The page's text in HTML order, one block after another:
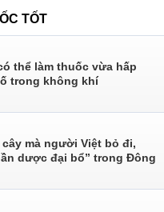
TỐT
thể làm thuốc vừa hấp
trong không khí
mà người Việt bỏ đi,
dược đại bổ” trong Đông